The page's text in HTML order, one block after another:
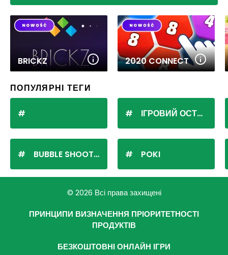
BRICKZ 2020 CONNECT
ПОПУЛЯРНІ ТЕГИ
BUBBLE SHOOTER
ІГРОВИЙ ОСТРІВ
POKI
© 2026 Всі права захищені
ПРИНЦИПИ ВИЗНАЧЕННЯ ПРІОРИТЕТНОСТІ
ПРОДУКТІВ
БЕЗКОШТОВНІ ОНЛАЙН ІГРИ